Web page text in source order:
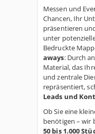
Messen und
Chancen, Ihr
präsentieren
unter
Bedruckte
aways: Durch
Material, das
und zentrale
repräsentiert,
Leads und
Ob Sie eine
benötigen – wir
50 bis 1.000